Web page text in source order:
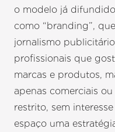
o modelo já
como “branding”,
jornalismo
profissionais que
marcas e produtos,
apenas comerciais
restrito, sem
espaço uma